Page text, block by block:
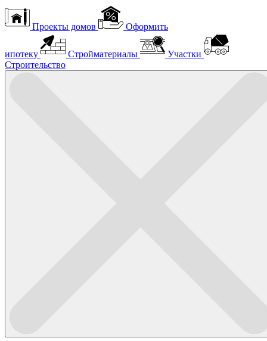
Проекты домов Оформить
ипотеку Стройматериалы
Участки
Строительство